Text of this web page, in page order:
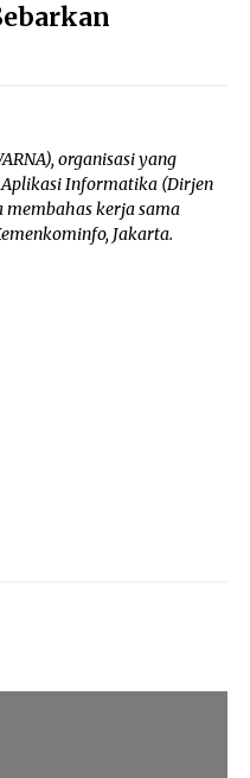
organisasi yang
Aplikasi Informatika (Dirjen
kerja sama
Jakarta.